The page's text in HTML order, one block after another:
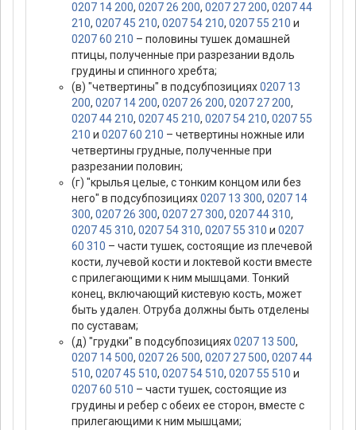
0207 14 200, 0207 26 200, 0207 27 200, 0207 44
210, 0207 45 210, 0207 54 210, 0207 55 210 и
0207 60 210 – половины тушек домашней
птицы, полученные при разрезании вдоль
грудины и спинного хребта;
(в) "четвертины" в подсубпозициях0207 13
200, 0207 14 200, 0207 26 200, 0207 27 200,
0207 44 210, 0207 45 210, 0207 54 210, 0207 55
210 и 0207 60 210 – четвертины ножные или
четвертины грудные, полученные при
разрезании половин;
(г) "крылья целые, с тонким концом или без
него" в подсубпозициях0207 13 300, 0207 14
300, 0207 26 300, 0207 27 300, 0207 44 310,
0207 45 310, 0207 54 310, 0207 55 310 и 0207
60 310 – части тушек, состоящие из плечевой
кости, лучевой кости и локтевой кости вместе
с прилегающими к ним мышцами. Тонкий
конец, включающий кистевую кость, может
быть удален. Отруба должны быть отделены
по суставам;
(д) "грудки" в подсубпозициях0207 13 500,
0207 14 500, 0207 26 500, 0207 27 500, 0207 44
510, 0207 45 510, 0207 54 510, 0207 55 510 и
0207 60 510 – части тушек, состоящие из
грудины и ребер с обеих ее сторон, вместе с
прилегающими к ним мышцами;